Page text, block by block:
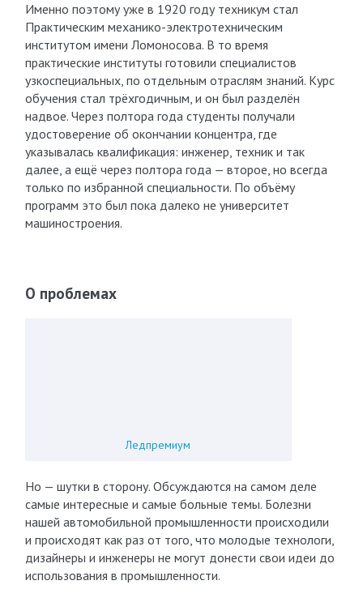
Именно поэтому уже в 1920 году техникум стал
Практическим механико-электротехническим
институтом имени Ломоносова. В то время
практические институты готовили специалистов
узкоспециальных, по отдельным отраслям знаний. Курс
обучения стал трёхгодичным, и он был разделён
надвое. Через полтора года студенты получали
удостоверение об окончании концентра, где
указывалась квалификация: инженер, техник и так
далее, а ещё через полтора года — второе, но всегда
только по избранной специальности. По объёму
программ это был пока далеко не университет
машиностроения.
О проблемах
Ледпремиум
Но — шутки в сторону. Обсуждаются на самом деле
самые интересные и самые больные темы. Болезни
нашей автомобильной промышленности происходили
и происходят как раз от того, что молодые технологи,
дизайнеры и инженеры не могут донести свои идеи до
использования в промышленности.